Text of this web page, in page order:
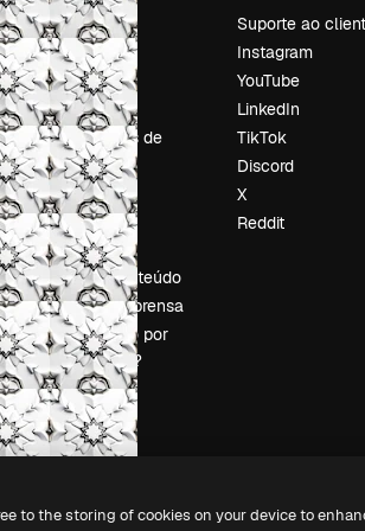
Preços
Sobre nós
Reviews
Emprego
Tendências de
pesquisa
Blog
Eventos
Slidesgo
Vender conteúdo
Sala de imprensa
Procurando por
magnific.ai?
Suporte ao
Instagram
YouTube
LinkedIn
TikTok
Discord
X
Reddit
to the storing of cookies on your device to